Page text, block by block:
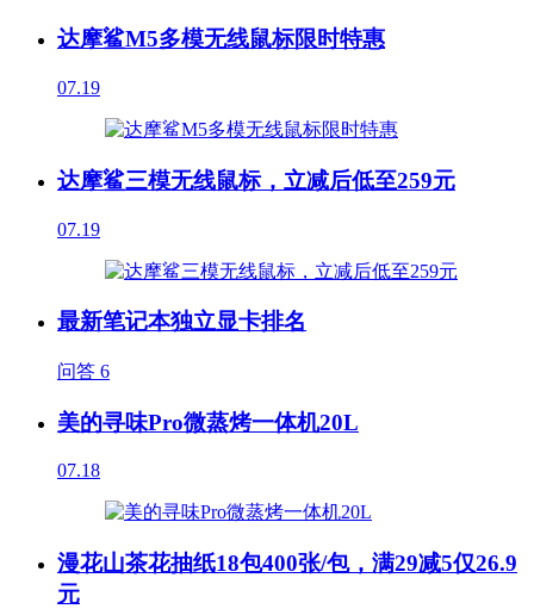
达摩鲨M5多模无线鼠标限时特惠
07.19
达摩鲨三模无线鼠标，立减后低至259元
07.19
最新笔记本独立显卡排名
问答 6
美的寻味Pro微蒸烤一体机20L
07.18
漫花山茶花抽纸18包400张/包，满29减5仅26.9
元